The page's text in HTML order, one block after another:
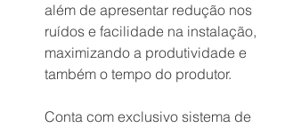
além de apresentar redução nos
ruídos e facilidade na instalação,
maximizando a produtividade e
também o tempo do produtor.
Conta com exclusivo sistema de